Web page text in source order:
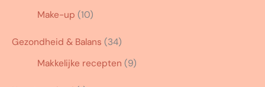
Make-up (10)
Gezondheid & Balans (34)
Makkelijke recepten (9)